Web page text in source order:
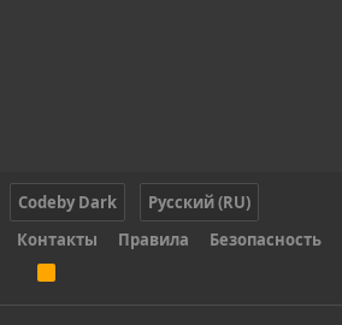
Codeby Dark
Русский (RU)
Контакты
Правила Безопасность
S